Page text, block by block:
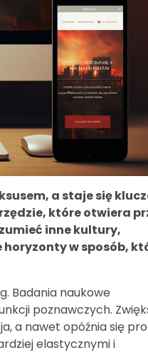
a staje się
które otwiera
inne kultury,
horyzonty w sposób,
Badania naukowe
poznawczych.
a nawet opóźnia się
elastycznymi i